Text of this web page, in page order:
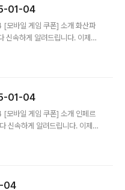
우기 쿠폰 및 공식 카페 25-01-04
임 쿠폰] 소개 화산파
하게 알려드립니다. 이제
나인 쿠폰 및 공식 카페 25-01-04
임 쿠폰] 소개 인페르
속하게 알려드립니다. 이제
페 25-01-04